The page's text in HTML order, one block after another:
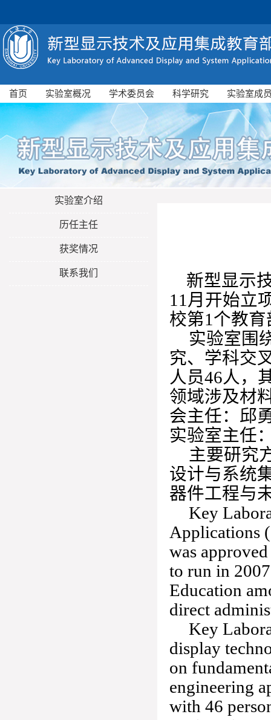
首页 实验室概况 学术委员会 科学研究 实验室成
实验室介绍
历任主任
获奖情况
联系我们
新型显示
11月开始立
校第1个教
实验室围
究、学科交
人员46人，
领域涉及材
会主任：邱
实验室主任
主要研究
设计与系统
器件工程与
Key
Applications
was
to run in
Education
direct
Key
display
on
engineering
with 46